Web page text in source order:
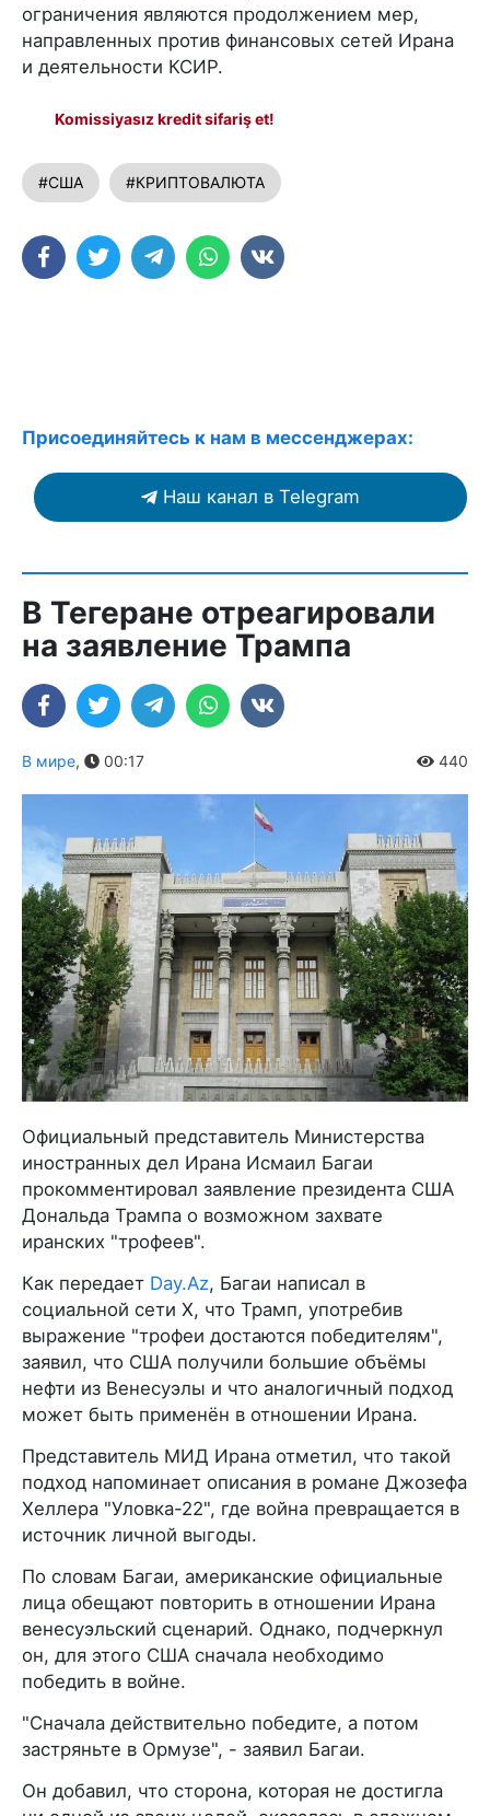
ограничения являются продолжением мер,
направленных против финансовых сетей Ирана
и деятельности КСИР.
Komissiyasız kredit sifariş et!
#США #КРИПТОВАЛЮТА
Присоединяйтесь к нам в мессенджерах:
Наш канал в Telegram
В Тегеране отреагировали
на заявление Трампа
В мире, 00:17 440
Официальный представитель Министерства
иностранных дел Ирана Исмаил Багаи
прокомментировал заявление президента США
Дональда Трампа о возможном захвате
иранских "трофеев".
Как передает Day.Az, Багаи написал в
социальной сети X, что Трамп, употребив
выражение "трофеи достаются победителям",
заявил, что США получили большие объёмы
нефти из Венесуэлы и что аналогичный подход
может быть применён в отношении Ирана.
Представитель МИД Ирана отметил, что такой
подход напоминает описания в романе Джозефа
Хеллера "Уловка-22", где война превращается в
источник личной выгоды.
По словам Багаи, американские официальные
лица обещают повторить в отношении Ирана
венесуэльский сценарий. Однако, подчеркнул
он, для этого США сначала необходимо
победить в войне.
"Сначала действительно победите, а потом
застряньте в Ормузе", - заявил Багаи.
Он добавил, что сторона, которая не достигла